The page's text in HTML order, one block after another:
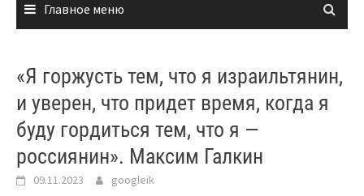
Главное меню
«Я горжусть тем, что я израильтянин,
и уверен, что придет время, когда я
буду гордиться тем, что я —
россиянин». Максим Галкин
09.11.2023 googleik